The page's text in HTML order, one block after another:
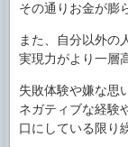
その通りお金が膨
また、自分以外の
実現力がより一層
失敗体験や嫌な思
ネガティブな経験
口にしている限り